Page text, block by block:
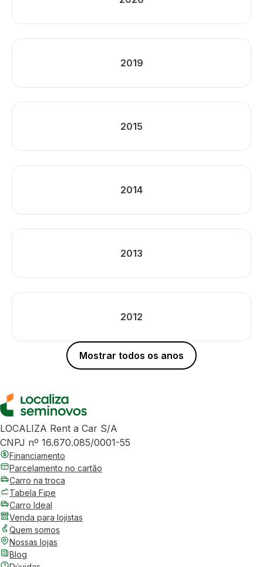
2019
2015
2014
2013
2012
Mostrar todos os anos
LOCALIZA Rent a Car S/A
CNPJ nº 16.670.085/0001-55
Financiamento
Parcelamento no cartão
Carro na troca
Tabela Fipe
Carro Ideal
Venda para lojistas
Quem somos
Nossas lojas
Blog